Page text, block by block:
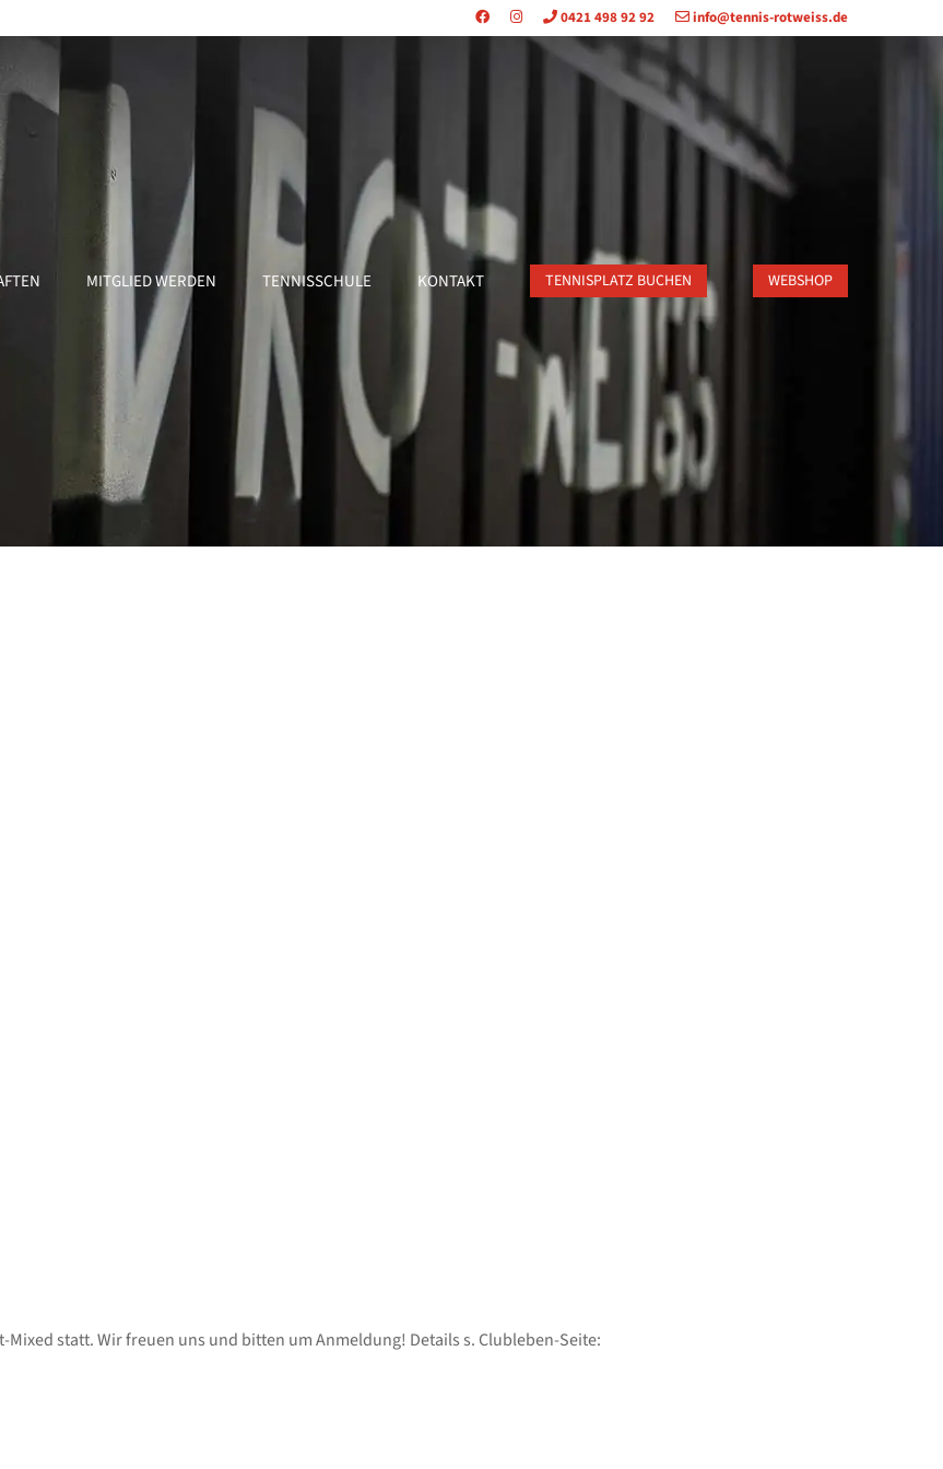
0421 498 92 92 info@tennis-rotweiss.de
MITGLIED WERDEN TENNISSCHULE KONTAKT TENNISPLATZ BUCHEN WEBSHOP
statt. Wir freuen uns und bitten um Anmeldung! Details s. Clubleben-Seite: